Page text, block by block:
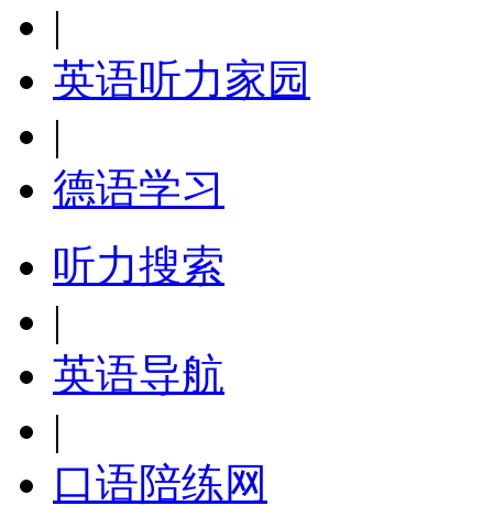
|
英语听力家园
|
德语学习
听力搜索
|
英语导航
|
口语陪练网